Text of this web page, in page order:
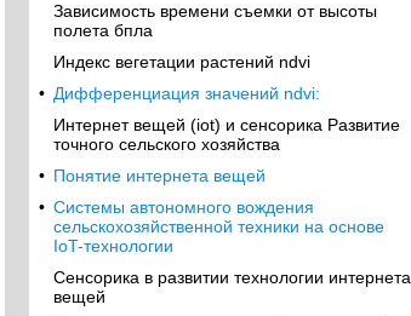
Зависимость времени съемки от высоты
полета бпла
Индекс вегетации растений ndvi
• Дифференциация значений ndvi:
Интернет вещей (iot) и сенсорика Развитие
точного сельского хозяйства
• Понятие интернета вещей
• Системы автономного вождения
сельскохозяйственной техники на основе
IoT-технологии
Сенсорика в развитии технологии интернета
вещей